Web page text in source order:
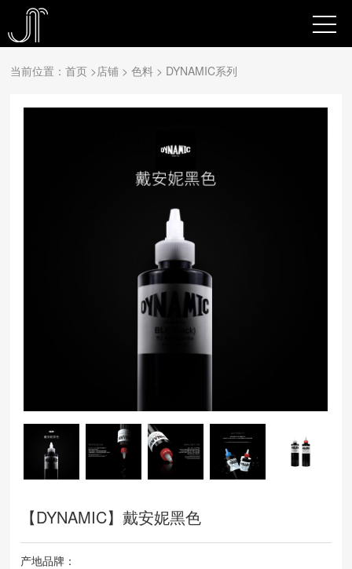
当前位置：首页 >店铺 > 色料 > DYNAMIC系列
【DYNAMIC】戴安妮黑色
产地品牌：